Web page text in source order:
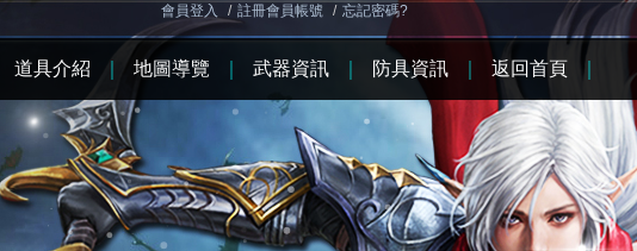
會員登入 / 註冊會員帳號 / 忘記密碼?